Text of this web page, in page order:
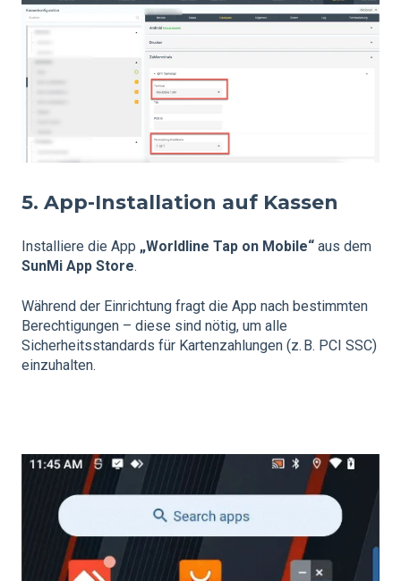
5. App-Installation auf Kassen
Installiere die App „Worldline Tap on Mobile“ aus dem
SunMi App Store.
Während der Einrichtung fragt die App nach bestimmten
Berechtigungen – diese sind nötig, um alle
Sicherheitsstandards für Kartenzahlungen (z. B. PCI SSC)
einzuhalten.